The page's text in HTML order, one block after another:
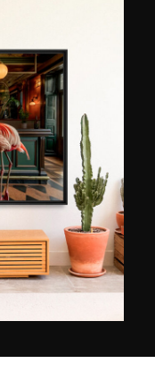
de
minimalistes ont
États-Unis. Elles
à
de
lors
(Px3), du
(MIFA) et de
(IPA).